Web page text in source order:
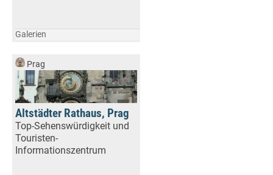
Galerien
Prag
Altstädter Rathaus, Prag
Top-Sehenswürdigkeit und
Touristen-
Informationszentrum